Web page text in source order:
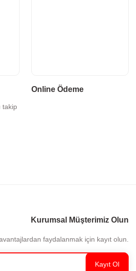
takip
Online Ödeme
Kurumsal Müşterimiz Olun
faydalanmak için kayıt olun.
Kayıt Ol